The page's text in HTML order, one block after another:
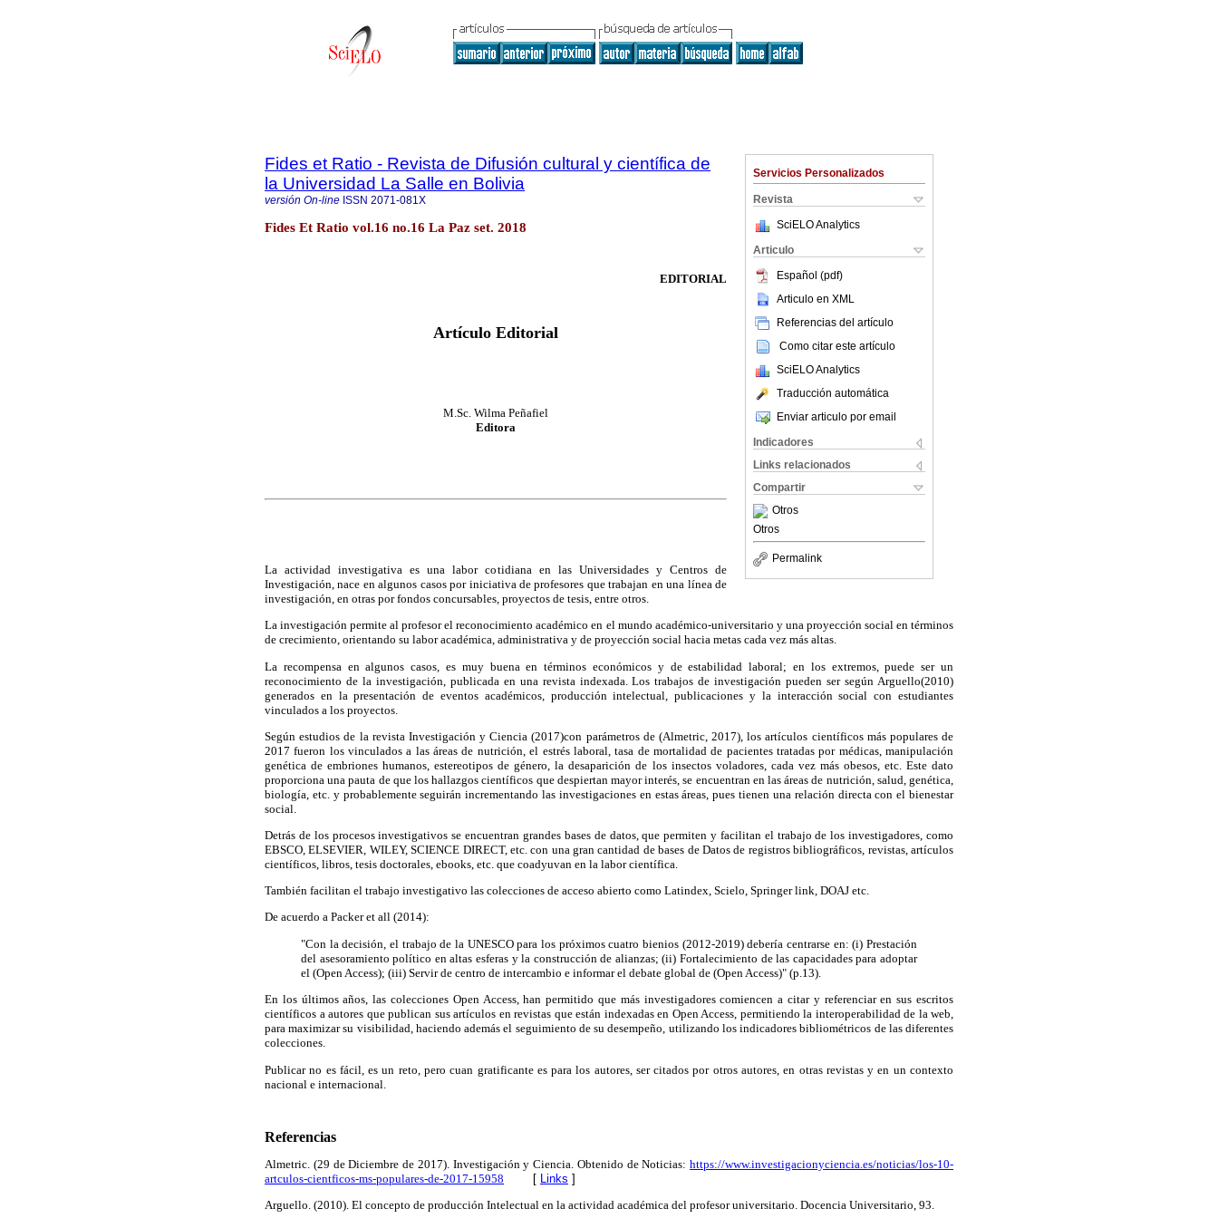
Servicios Personalizados
Revista
SciELO Analytics
Articulo
Español (pdf)
Articulo en XML
Referencias del artículo
Como citar este artículo
SciELO Analytics
Traducción automática
Enviar articulo por email
Indicadores
Links relacionados
Compartir
Otros
Otros
Permalink
Fides et Ratio - Revista de Difusión cultural y científica de
la Universidad La Salle en Bolivia
versión On-line ISSN 2071-081X
Fides Et Ratio vol.16 no.16 La Paz set. 2018
EDITORIAL
Artículo Editorial
M.Sc. Wilma Peñafiel
Editora
La actividad investigativa es una labor cotidiana en las Universidades y Centros de
Investigación, nace en algunos casos por iniciativa de profesores que trabajan en una línea de
investigación, en otras por fondos concursables, proyectos de tesis, entre otros.
La investigación permite al profesor el reconocimiento académico en el mundo académico-universitario y una proyección social en términos
de crecimiento, orientando su labor académica, administrativa y de proyección social hacia metas cada vez más altas.
La recompensa en algunos casos, es muy buena en términos económicos y de estabilidad laboral; en los extremos, puede ser un
reconocimiento de la investigación, publicada en una revista indexada. Los trabajos de investigación pueden ser según Arguello(2010)
generados en la presentación de eventos académicos, producción intelectual, publicaciones y la interacción social con estudiantes
vinculados a los proyectos.
Según estudios de la revista Investigación y Ciencia (2017)con parámetros de (Almetric, 2017), los artículos científicos más populares de
2017 fueron los vinculados a las áreas de nutrición, el estrés laboral, tasa de mortalidad de pacientes tratadas por médicas, manipulación
genética de embriones humanos, estereotipos de género, la desaparición de los insectos voladores, cada vez más obesos, etc. Este dato
proporciona una pauta de que los hallazgos científicos que despiertan mayor interés, se encuentran en las áreas de nutrición, salud, genética,
biología, etc. y probablemente seguirán incrementando las investigaciones en estas áreas, pues tienen una relación directa con el bienestar
social.
Detrás de los procesos investigativos se encuentran grandes bases de datos, que permiten y facilitan el trabajo de los investigadores, como
EBSCO, ELSEVIER, WILEY, SCIENCE DIRECT, etc. con una gran cantidad de bases de Datos de registros bibliográficos, revistas, artículos
científicos, libros, tesis doctorales, ebooks, etc. que coadyuvan en la labor científica.
También facilitan el trabajo investigativo las colecciones de acceso abierto como Latindex, Scielo, Springer link, DOAJ etc.
De acuerdo a Packer et all (2014):
"Con la decisión, el trabajo de la UNESCO para los próximos cuatro bienios (2012-2019) debería centrarse en: (i) Prestación
del asesoramiento político en altas esferas y la construcción de alianzas; (ii) Fortalecimiento de las capacidades para adoptar
el (Open Access); (iii) Servir de centro de intercambio e informar el debate global de (Open Access)" (p.13).
En los últimos años, las colecciones Open Access, han permitido que más investigadores comiencen a citar y referenciar en sus escritos
científicos a autores que publican sus artículos en revistas que están indexadas en Open Access, permitiendo la interoperabilidad de la web,
para maximizar su visibilidad, haciendo además el seguimiento de su desempeño, utilizando los indicadores bibliométricos de las diferentes
colecciones.
Publicar no es fácil, es un reto, pero cuan gratificante es para los autores, ser citados por otros autores, en otras revistas y en un contexto
nacional e internacional.
Referencias
Almetric. (29 de Diciembre de 2017). Investigación y Ciencia. Obtenido de Noticias: https://www.investigacionyciencia.es/noticias/los-10-
artculos-cientficos-ms-populares-de-2017-15958 [ Links ]
Arguello. (2010). El concepto de producción Intelectual en la actividad académica del profesor universitario. Docencia Universitario, 93.